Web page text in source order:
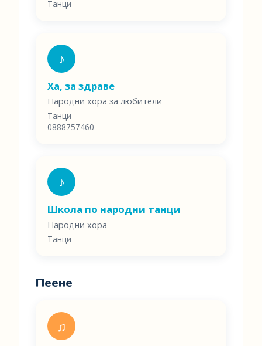
Танци
♪
Ха, за здраве
Народни хора за любители
Танци
0888757460
♪
Школа по народни танци
Народни хора
Танци
Пеене
♫